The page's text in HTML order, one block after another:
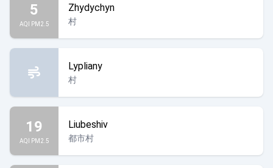
5
AQI PM2.5
Zhydychyn
村
Lypliany
村
19
AQI PM2.5
Liubeshiv
都市村